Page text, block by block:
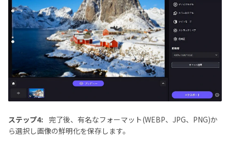
ステップ4: 完了後、有名なフォーマット(WEBP、JPG、PNG)か
ら選択し画像の鮮明化を保存します。